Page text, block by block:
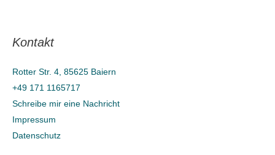
n
a
c
h
:
Kontakt
Rotter Str. 4, 85625 Baiern
+49 171 1165717
Schreibe mir eine Nachricht
Impressum
Datenschutz